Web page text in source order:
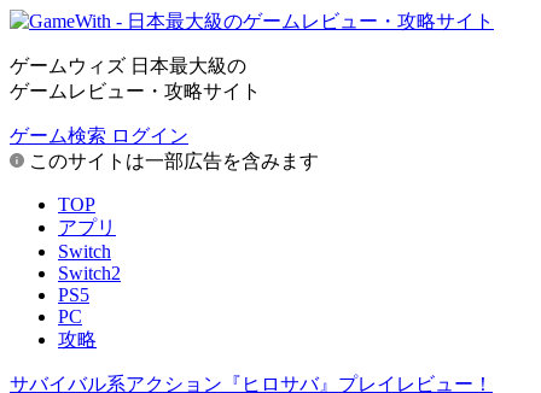
ゲームウィズ 日本最大級の
ゲームレビュー・攻略サイト
ゲーム検索 ログイン
このサイトは一部広告を含みます
TOP
アプリ
Switch
Switch2
PS5
PC
攻略
サバイバル系アクション『ヒロサバ』プレイレビュー！